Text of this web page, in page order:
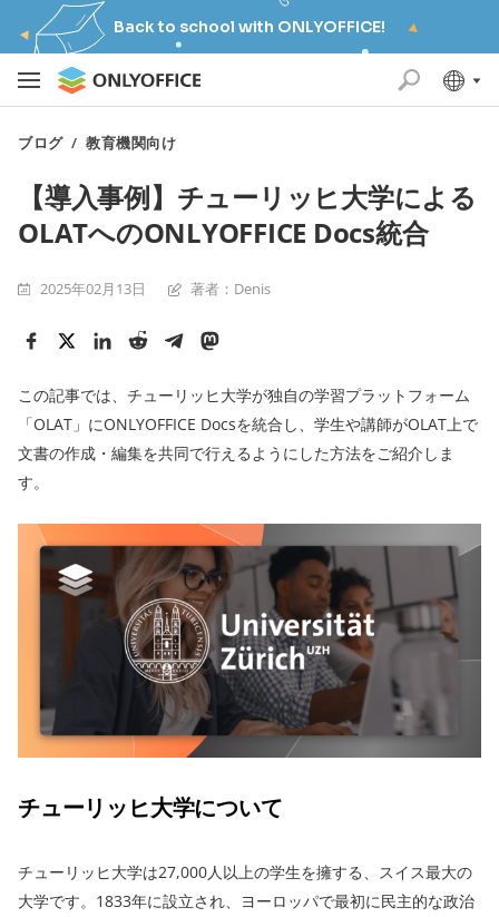
Back to school with ONLYOFFICE!
ブログ/教育機関向け
【導入事例】チューリッヒ大学による
OLATへのONLYOFFICE Docs統合
2025年02月13日 著者：Denis
この記事では、チューリッヒ大学が独自の学習プラットフォーム
「OLAT」にONLYOFFICE Docsを統合し、学生や講師がOLAT上で
文書の作成・編集を共同で行えるようにした方法をご紹介しま
す。
チューリッヒ大学について
チューリッヒ大学は27,000人以上の学生を擁する、スイス最大の
大学です。1833年に設立され、ヨーロッパで最初に民主的な政治